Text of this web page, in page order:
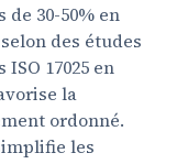
30-50% en
des études
17025 en
la
ordonné.
les